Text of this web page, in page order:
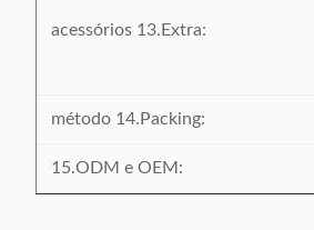
acessórios 13.Extra:
método 14.Packing:
15.ODM e OEM: